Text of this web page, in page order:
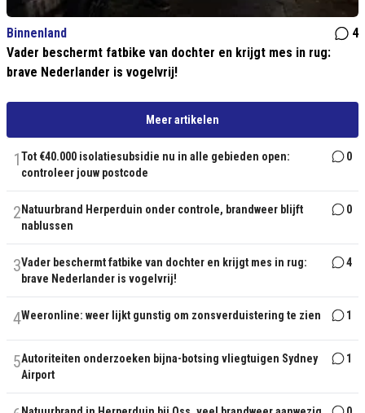
Binnenland
4
Vader beschermt fatbike van dochter en krijgt mes in rug:
brave Nederlander is vogelvrij!
Meer artikelen
1Tot €40.000 isolatiesubsidie nu in alle gebieden open:
controleer jouw postcode
0
2 Natuurbrand Herperduin onder controle, brandweer blijft
nablussen
0
3Vader beschermt fatbike van dochter en krijgt mes in rug:
brave Nederlander is vogelvrij!
4
4Weeronline: weer lijkt gunstig om zonsverduistering te zien 1
5Autoriteiten onderzoeken bijna-botsing vliegtuigen Sydney
Airport
1